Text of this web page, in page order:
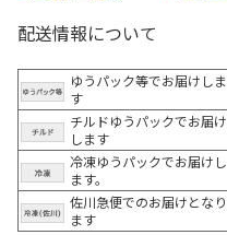
配送情報について
ゆうパック等でお届けしま
す
チルドゆうパックでお届け
します
冷凍ゆうパックでお届けし
ます。
佐川急便でのお届けとなり
ます